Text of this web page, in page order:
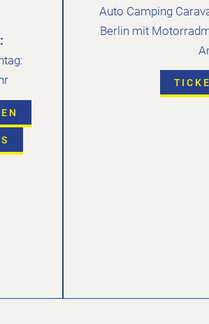
Auto Camping
Berlin mit